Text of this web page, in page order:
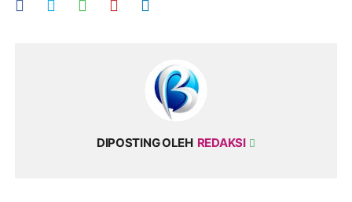
DIPOSTING OLEH REDAKSI